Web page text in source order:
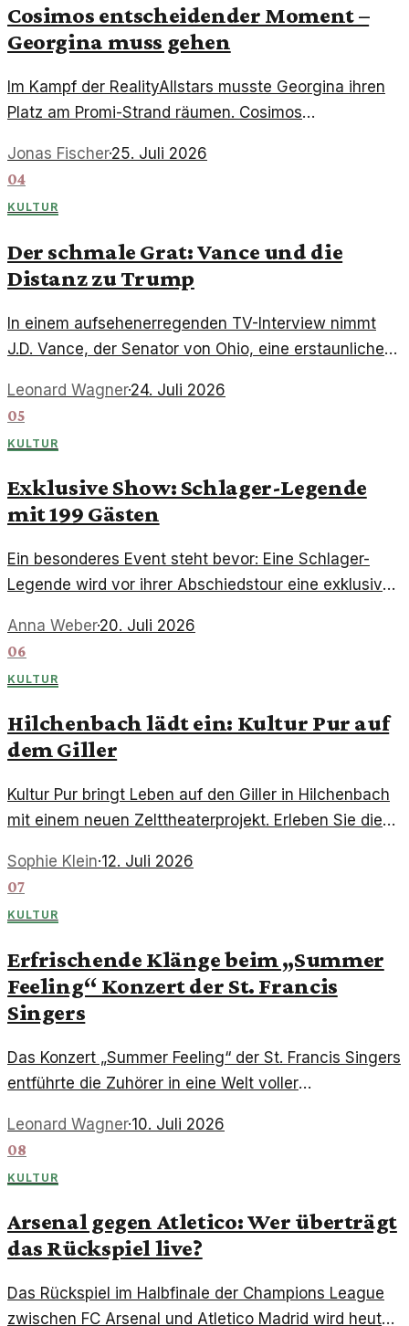
Cosimos entscheidender Moment –
Georgina muss gehen
Im Kampf der RealityAllstars musste Georgina ihren
Platz am Promi-Strand räumen. Cosimos
Gesprächsstoff und Emotionen.
Jonas Fischer·25. Juli 2026
04
KULTUR
Der schmale Grat: Vance und die
Distanz zu Trump
In einem aufsehenerregenden TV-Interview nimmt
J.D. Vance, der Senator von Ohio, eine erstaunliche
dass er trotz seiner Zuneigung zu ihm Distanz hält.
Leonard Wagner·24. Juli 2026
05
KULTUR
Exklusive Show: Schlager-Legende
mit 199 Gästen
Ein besonderes Event steht bevor: Eine Schlager-
Legende wird vor ihrer Abschiedstour eine exklusive
Tanzmöglichkeit.
Anna Weber·20. Juli 2026
06
KULTUR
Hilchenbach lädt ein: Kultur Pur auf
dem Giller
Kultur Pur bringt Leben auf den Giller in Hilchenbach
mit einem neuen Zelttheaterprojekt. Erleben Sie die
Kulturstadt.
Sophie Klein·12. Juli 2026
07
KULTUR
Erfrischende Klänge beim „Summer
Feeling“ Konzert der St. Francis
Singers
Das Konzert „Summer Feeling“ der St. Francis Singers
entführte die Zuhörer in eine Welt voller
Ein eindrucksvoller Abend, der die Sinne anregte und
für unvergessliche Momente sorgte.
Leonard Wagner·10. Juli 2026
08
KULTUR
Arsenal gegen Atletico: Wer überträgt
das Rückspiel live?
Das Rückspiel im Halbfinale der Champions League
zwischen FC Arsenal und Atletico Madrid wird heute